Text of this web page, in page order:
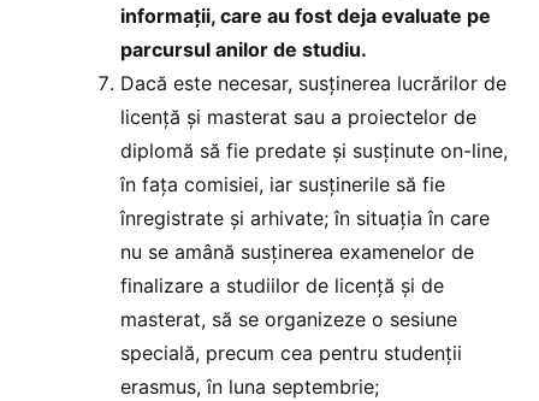
informații, care au fost deja evaluate pe
parcursul anilor de studiu.
Dacă este necesar, susţinerea lucrărilor de
licenţă şi masterat sau a proiectelor de
diplomă să fie predate şi susţinute on-line,
în faţa comisiei, iar susținerile să fie
înregistrate și arhivate; în situaţia în care
nu se amână susţinerea examenelor de
finalizare a studiilor de licenţă şi de
masterat, să se organizeze o sesiune
specială, precum cea pentru studenţii
erasmus, în luna septembrie;